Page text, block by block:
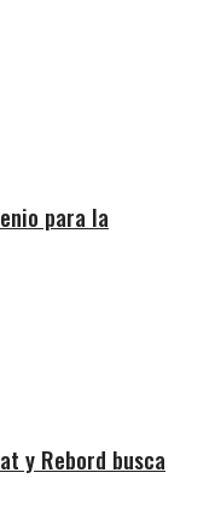
para la
y Rebord busca